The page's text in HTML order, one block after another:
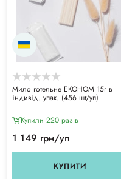
Мило готельне ЕКОНОМ 15г в
індивід. упак. (456 шт/уп)
Купили 220 разiв
1 149 грн/уп
КУПИТИ